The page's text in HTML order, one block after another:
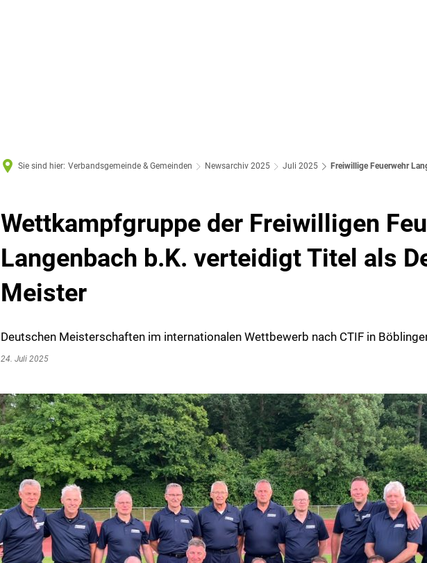
Sie sind hier: Verbandsgemeinde & Gemeinden Newsarchiv 2025 Juli 2025 Freiwillige Feuerwehr
Wettkampfgruppe der Freiwilligen
Langenbach b.K. verteidigt Titel als
Meister
Deutschen Meisterschaften im internationalen Wettbewerb nach CTIF in
24. Juli 2025